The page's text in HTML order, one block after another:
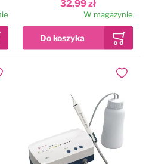
32,99 zł
W magazynie
do ulubionych Dodaj